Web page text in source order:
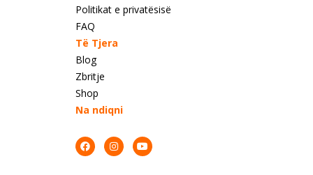
Politikat e privatësisë
FAQ
Të Tjera
Blog
Zbritje
Shop
Na ndiqni